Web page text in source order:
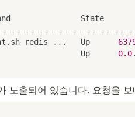
redis
.. .   Up
Up 0.0
노출되어 있습니다. 요청을